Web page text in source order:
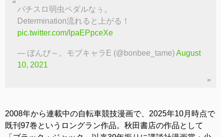
パチスロ弱虫ペダルなぅ。
Determination流れると上がる！
pic.twitter.com/IpaEPpceXe
— ぼんび～。モブキャラE (@bonbee_tame)August
10, 2021
2008年から連載中の自転車競技漫画で、2025年10月時点で
既刊97巻というロングラン作品。秋田書店の作品として